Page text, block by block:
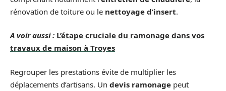
rénovation de toiture ou le nettoyage d’insert.
A voir aussi : L’étape cruciale du ramonage dans vos
travaux de maison à Troyes
Regrouper les prestations évite de multiplier les
déplacements d’artisans. Un devis ramonage peut